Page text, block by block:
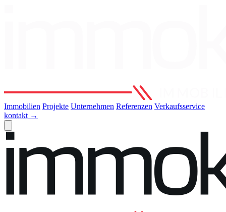
Immobilien Projekte Unternehmen Referenzen Verkaufsservice
kontakt →